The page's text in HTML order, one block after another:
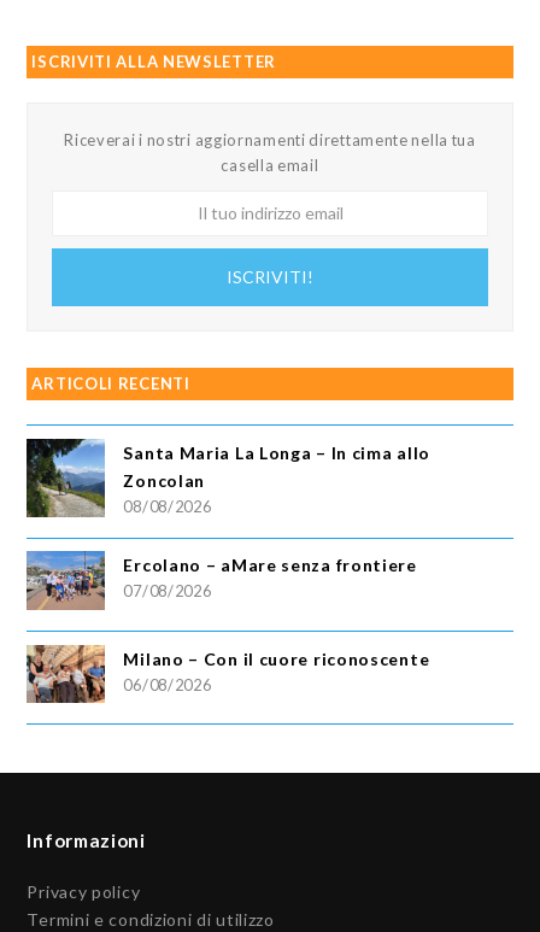
ISCRIVITI ALLA NEWSLETTER
Riceverai i nostri aggiornamenti direttamente nella tua
casella email
ISCRIVITI!
ARTICOLI RECENTI
Santa Maria La Longa – In cima allo
Zoncolan
08/08/2026
Ercolano – aMare senza frontiere
07/08/2026
Milano – Con il cuore riconoscente
06/08/2026
Informazioni
Privacy policy
Termini e condizioni di utilizzo